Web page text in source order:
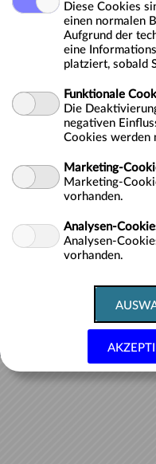
Sortieren:
BESCHREIBUNG
Keine Aktivitäten
Diese Cookies
einen normalen
Aufgrund der
eine
platziert, sobald
Funktionale
Die
negativen
Cookies werden
Marketing-
Marketing-
vorhanden.
Analysen-
Analysen-
vorhanden.